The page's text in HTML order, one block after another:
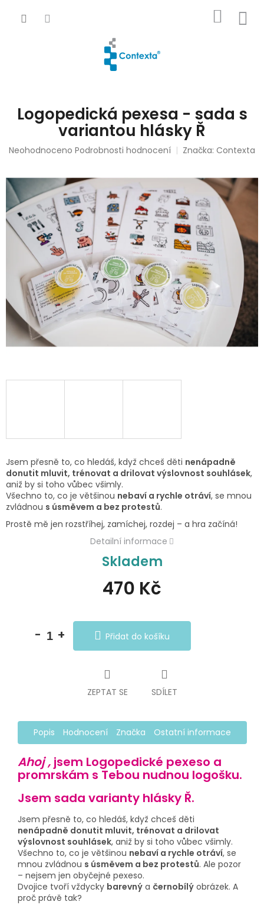
KOŠÍK
Logopedická pexesa - sada s
variantou hlásky Ř
Průměrné
je
0,0
z
hvězdiček.
Neohodnoceno Podrobnosti hodnocení Značka: Contexta
470 Kč
cena:
Skladem
Přidat do košíku
Jsem přesně to, co hledáš, když chceš děti nenápadně
donutit mluvit, trénovat a drilovat výslovnost souhlásek,
aniž by si toho vůbec všimly.
Všechno to, co je většinou nebaví a rychle otráví, se mnou
zvládnou s úsměvem a bez protestů.
Prostě mě jen rozstříhej, zamíchej, rozdej – a hra začíná!
Detailní informace
ZEPTAT SE SDÍLET
Popis Hodnocení Značka Ostatní informace
Ahoj , jsem Logopedické pexeso a
promrskám s Tebou nudnou logošku.
Jsem sada varianty hlásky Ř.
Jsem přesně to, co hledáš, když chceš děti
nenápadně donutit mluvit, trénovat a drilovat
výslovnost souhlásek, aniž by si toho vůbec všimly.
Všechno to, co je většinou nebaví a rychle otráví, se
mnou zvládnou s úsměvem a bez protestů. Ale pozor
– nejsem jen obyčejné pexeso.
Dvojice tvoří vždycky barevný a černobílý obrázek. A
proč právě tak?